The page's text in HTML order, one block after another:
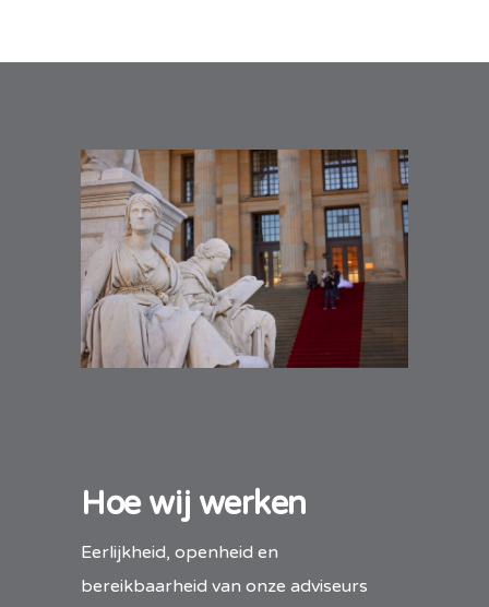
Hoe wij werken
Eerlijkheid, openheid en
bereikbaarheid van onze adviseurs